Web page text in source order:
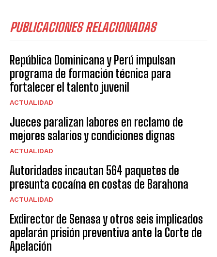
PUBLICACIONES RELACIONADAS
República Dominicana y Perú impulsan
programa de formación técnica para
fortalecer el talento juvenil
ACTUALIDAD
Jueces paralizan labores en reclamo de
mejores salarios y condiciones dignas
ACTUALIDAD
Autoridades incautan 564 paquetes de
presunta cocaína en costas de Barahona
ACTUALIDAD
Exdirector de Senasa y otros seis implicados
apelarán prisión preventiva ante la Corte de
Apelación